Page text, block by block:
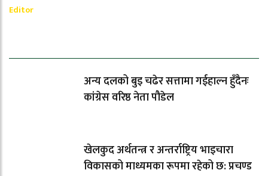
Editor
अन्य दलको बुइ चढेर सत्तामा गईहाल्न हुँदैनः
कांग्रेस वरिष्ठ नेता पौडेल
खेलकुद अर्थतन्त्र र अन्तर्राष्ट्रिय भाइचारा
विकासको माध्यमका रूपमा रहेको छ: प्रचण्ड